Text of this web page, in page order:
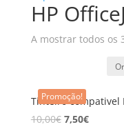
HP
A mostrar todos os
Promoção!
Tinteiro compativel
10,00€ 7,50€